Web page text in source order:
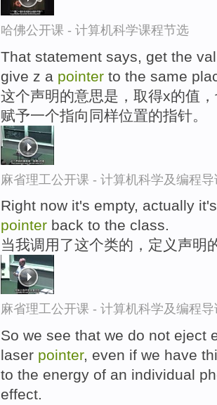
哈佛公开课 - 计算机科学课程节选
That statement says, get the
give z a pointer to the same
这个声明的意思是，取得x的值
赋予一个指向同样位置的指针。
麻省理工公开课 - 计算机科学及编程
Right now it's empty, actually
pointer back to the class.
当我调用了这个类的，定义声明
麻省理工公开课 - 计算机科学及编程
So we see that we do not eject
laser pointer, even if we have
to the energy of an individual
effect.